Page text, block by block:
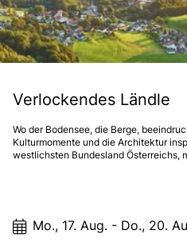
Verlockendes Ländle
Wo der Bodensee, die Berge,
Kulturmomente und die Architektur
westlichsten Bundesland Österreichs,
Mo., 17. Aug. - Do., 20.